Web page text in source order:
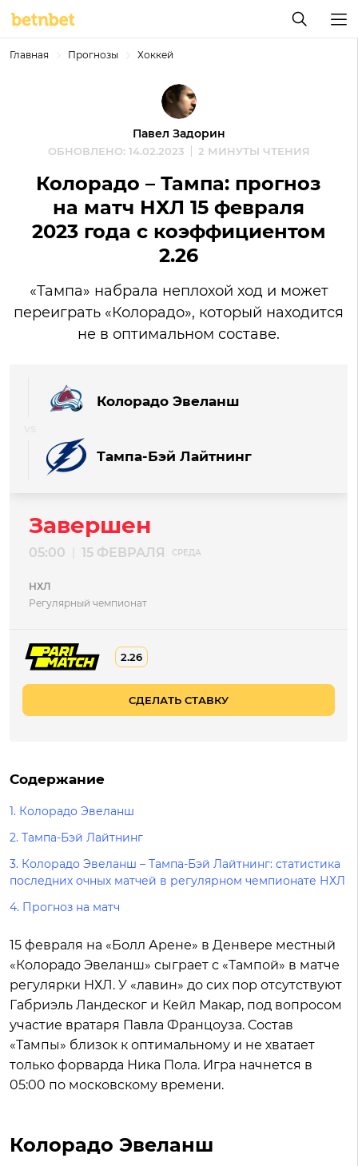
Главная Прогнозы Хоккей
Павел Задорин
ОБНОВЛЕНО: 14.02.2023 2 МИНУТЫ ЧТЕНИЯ
Колорадо – Тампа: прогноз
на матч НХЛ 15 февраля
2023 года с коэффициентом
2.26
«Тампа» набрала неплохой ход и может
переиграть «Колорадо», который находится
не в оптимальном составе.
Колорадо Эвеланш
Тампа-Бэй Лайтнинг
Завершен
05:00 15 ФЕВРАЛЯ СРЕДА
НХЛ
Регулярный чемпионат
2.26
СДЕЛАТЬ СТАВКУ
Содержание
1. Колорадо Эвеланш
2. Тампа-Бэй Лайтнинг
3. Колорадо Эвеланш – Тампа-Бэй Лайтнинг: статистика
последних очных матчей в регулярном чемпионате НХЛ
4. Прогноз на матч
15 февраля на «Болл Арене» в Денвере местный
«Колорадо Эвеланш» сыграет с «Тампой» в матче
регулярки НХЛ. У «лавин» до сих пор отсутствуют
Габриэль Ландеског и Кейл Макар, под вопросом
участие вратаря Павла Францоуза. Состав
«Тампы» близок к оптимальному и не хватает
только форварда Ника Пола. Игра начнется в
05:00 по московскому времени.
Колорадо Эвеланш